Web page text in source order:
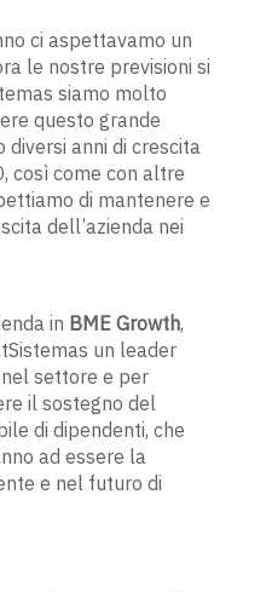
ci aspettavamo un
le nostre previsioni si
siamo molto
questo grande
diversi anni di crescita
così come con altre
di mantenere e
dell’azienda nei
in BME Growth,
un leader
settore e per
il sostegno del
di dipendenti, che
ad essere la
e nel futuro di